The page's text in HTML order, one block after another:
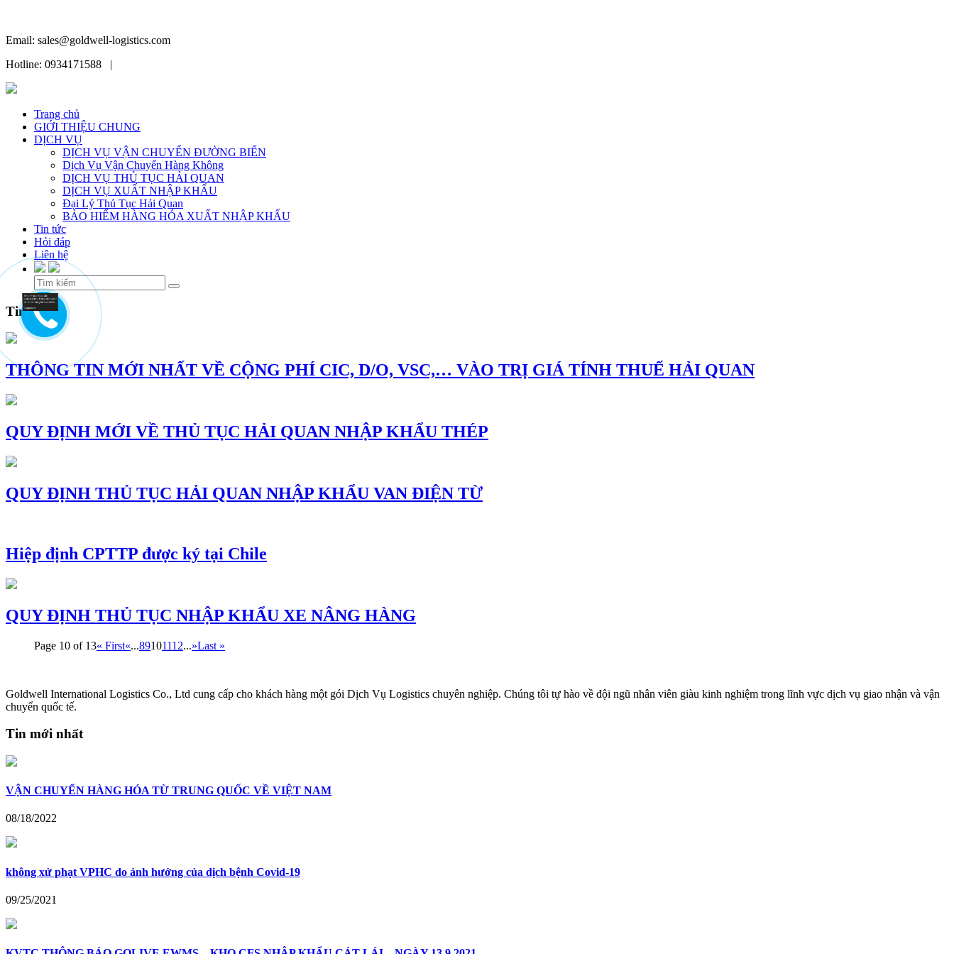
Email: sales@goldwell-logistics.com
Hotline: 0934171588 |
Trang chủ
GIỚI THIỆU CHUNG
DỊCH VỤ
DỊCH VỤ VẬN CHUYỂN ĐƯỜNG BIỂN
Dịch Vụ Vận Chuyển Hàng Không
DỊCH VỤ THỦ TỤC HẢI QUAN
DỊCH VỤ XUẤT NHẬP KHẨU
Đại Lý Thủ Tục Hải Quan
BẢO HIỂM HÀNG HÓA XUẤT NHẬP KHẨU
Tin tức
Hỏi đáp
Liên hệ
Skip
to
content
Tin tức
THÔNG TIN MỚI NHẤT VỀ CỘNG PHÍ CIC, D/O, VSC,… VÀO TRỊ GIÁ TÍNH THUẾ HẢI QUAN
QUY ĐỊNH MỚI VỀ THỦ TỤC HẢI QUAN NHẬP KHẨU THÉP
QUY ĐỊNH THỦ TỤC HẢI QUAN NHẬP KHẨU VAN ĐIỆN TỪ
Hiệp định CPTTP được ký tại Chile
QUY ĐỊNH THỦ TỤC NHẬP KHẨU XE NÂNG HÀNG
Page 10 of 13« First«...89101112...»Last »
Goldwell International Logistics Co., Ltd cung cấp cho khách hàng một gói Dịch Vụ Logistics chuyên nghiệp. Chúng tôi tự hào về đội ngũ nhân viên giàu kinh nghiệm trong lĩnh vực dịch vụ giao nhận và vận
chuyển quốc tế.
Tin mới nhất
VẬN CHUYỂN HÀNG HÓA TỪ TRUNG QUỐC VỀ VIỆT NAM
08/18/2022
không xử phạt VPHC do ảnh hưởng của dịch bệnh Covid-19
09/25/2021